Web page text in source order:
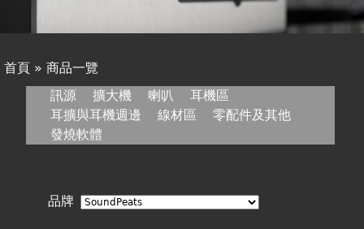
視聽專欄
購物須知
視聽室預約
首頁 » 商品一覽
訊源
擴大機 喇叭
耳機區
耳擴與耳機週邊
線材區
零配件及其他
發燒軟體
品牌